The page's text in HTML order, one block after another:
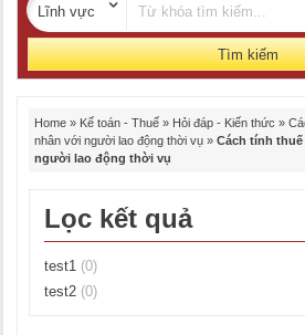
Tìm kiếm
Home » Kế toán - Thuế » Hỏi đáp - Kiến thức »
nhân với người lao động thời vụ » Cách tính
người lao động thời vụ
Lọc kết quả
test1 (0)
test2 (0)